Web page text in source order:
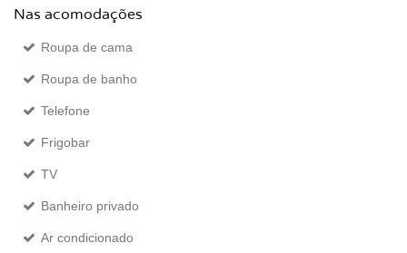
Nas acomodações
Roupa de cama
Roupa de banho
Telefone
Frigobar
TV
Banheiro privado
Ar condicionado